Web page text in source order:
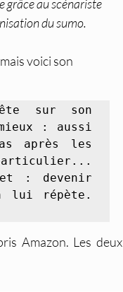
grâce au scénariste
du sumo.
voici son
sur son
: aussi
après les
: devenir
lui répète.
Amazon. Les deux